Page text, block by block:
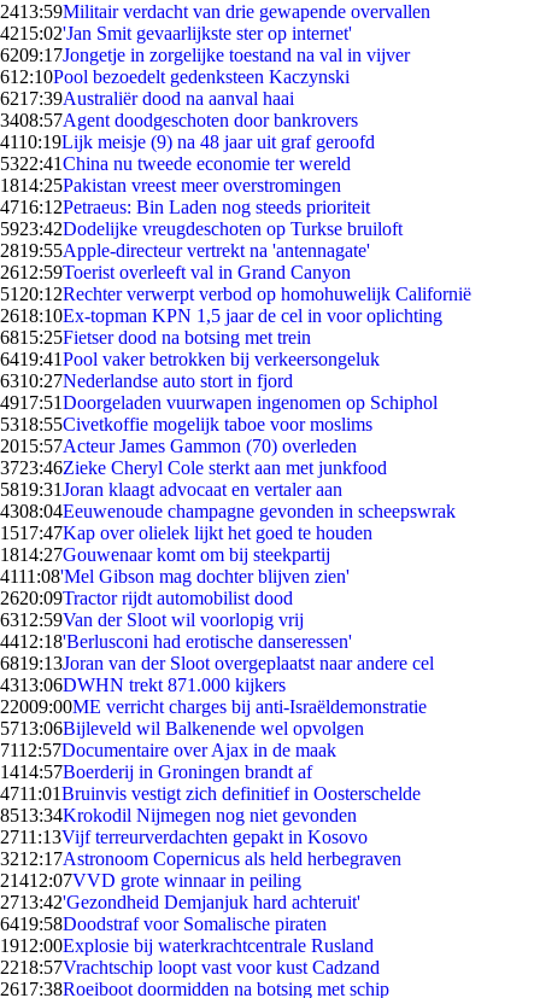
2413:59Militair verdacht van drie gewapende overvallen
4215:02'Jan Smit gevaarlijkste ster op internet'
6209:17Jongetje in zorgelijke toestand na val in vijver
612:10Pool bezoedelt gedenksteen Kaczynski
6217:39Australiër dood na aanval haai
3408:57Agent doodgeschoten door bankrovers
4110:19Lijk meisje (9) na 48 jaar uit graf geroofd
5322:41China nu tweede economie ter wereld
1814:25Pakistan vreest meer overstromingen
4716:12Petraeus: Bin Laden nog steeds prioriteit
5923:42Dodelijke vreugdeschoten op Turkse bruiloft
2819:55Apple-directeur vertrekt na 'antennagate'
2612:59Toerist overleeft val in Grand Canyon
51 20:12Rechter verwerpt verbod op homohuwelijk Californië
2618:10Ex-topman KPN 1,5 jaar de cel in voor oplichting
6815:25Fietser dood na botsing met trein
6419:41Pool vaker betrokken bij verkeersongeluk
6310:27Nederlandse auto stort in fjord
4917:51Doorgeladen vuurwapen ingenomen op Schiphol
5318:55Civetkoffie mogelijk taboe voor moslims
2015:57Acteur James Gammon (70) overleden
3723:46Zieke Cheryl Cole sterkt aan met junkfood
5819:31Joran klaagt advocaat en vertaler aan
4308:04Eeuwenoude champagne gevonden in scheepswrak
1517:47Kap over olielek lijkt het goed te houden
1814:27Gouwenaar komt om bij steekpartij
4111:08'Mel Gibson mag dochter blijven zien'
2620:09Tractor rijdt automobilist dood
6312:59Van der Sloot wil voorlopig vrij
4412:18'Berlusconi had erotische danseressen'
6819:13Joran van der Sloot overgeplaatst naar andere cel
4313:06DWHN trekt 871.000 kijkers
22009:00ME verricht charges bij anti-Israëldemonstratie
5713:06Bijleveld wil Balkenende wel opvolgen
7112:57Documentaire over Ajax in de maak
1414:57Boerderij in Groningen brandt af
4711:01Bruinvis vestigt zich definitief in Oosterschelde
8513:34Krokodil Nijmegen nog niet gevonden
2711:13Vijf terreurverdachten gepakt in Kosovo
3212:17Astronoom Copernicus als held herbegraven
21412:07VVD grote winnaar in peiling
2713:42'Gezondheid Demjanjuk hard achteruit'
6419:58Doodstraf voor Somalische piraten
1912:00Explosie bij waterkrachtcentrale Rusland
2218:57Vrachtschip loopt vast voor kust Cadzand
2617:38Roeiboot doormidden na botsing met schip